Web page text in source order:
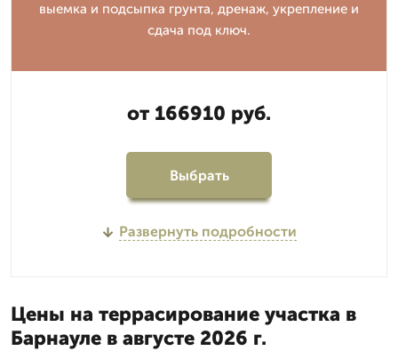
выемка и подсыпка грунта, дренаж, укрепление и
сдача под ключ.
от 166910 руб.
Выбрать
Развернуть подробности
Цены на террасирование участка в
Барнауле в августе 2026 г.